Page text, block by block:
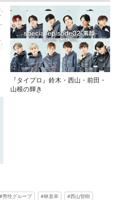
『タイプロ』鈴木・西山・前田・
山根の輝き
男性グループ 林直幸
西山智樹